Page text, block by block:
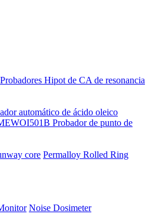
Probadores Hipot de CA de resonancia
automático de ácido oleico
Probador de punto de
core Permalloy Rolled Ring
Noise Dosimeter